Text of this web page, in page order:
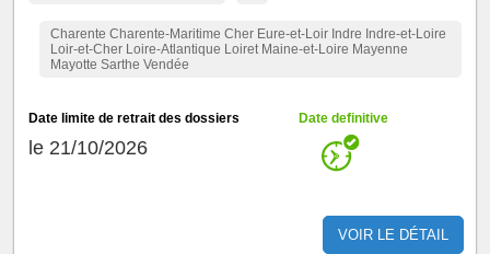
Charente Charente-Maritime Cher Eure-et-Loir Indre Indre-et-Loire
Loir-et-Cher Loire-Atlantique Loiret Maine-et-Loire Mayenne
Mayotte Sarthe Vendée
Date limite de retrait des dossiers
le 21/10/2026
Date definitive
VOIR LE DÉTAIL